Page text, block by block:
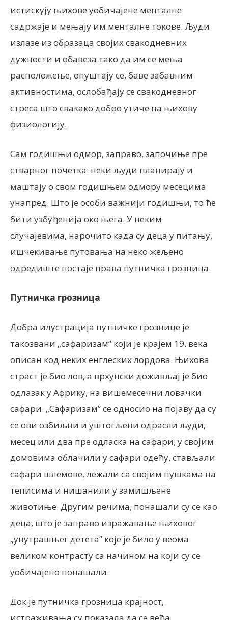
истискују њихове уобичајене менталне
садржаје и мењају им менталне токове. Људи
излазе из образаца својих свакодневних
дужности и обавеза тако да им се мења
расположење, опуштају се, баве забавним
активностима, ослобађају се свакодневног
стреса што свакако добро утиче на њихову
физиологију.
Сам годишњи одмор, заправо, започиње пре
стварног почетка: неки људи планирају и
маштају о свом годишњем одмору месецима
унапред. Што је особи важнији годишњи, то ће
бити узбуђенија око њега. У неким
случајевима, нарочито када су деца у питању,
ишчекивање путовања на неко жељено
одредиште постаје права путничка грозница.
Путничка грозница
Добра илустрација путничке грознице је
такозвани „сафаризам” који је крајем 19. века
описан код неких енглеских лордова. Њихова
страст је био лов, а врхунски доживљај је био
одлазак у Африку, на вишемесечни ловачки
сафари. „Сафаризам” се односио на појаву да су
се ови озбиљни и уштогљени одрасли људи,
месец или два пре одласка на сафари, у својим
домовима облачили у сафари одећу, стављали
сафари шлемове, лежали са својим пушкама на
теписима и нишанили у замишљене
животиње. Другим речима, понашали су се као
деца, што је заправо изражавање њиховог
„унутрашњег детета” које је било у веома
великом контрасту са начином на који су се
уобичајено понашали.
Док је путничка грозница крајност,